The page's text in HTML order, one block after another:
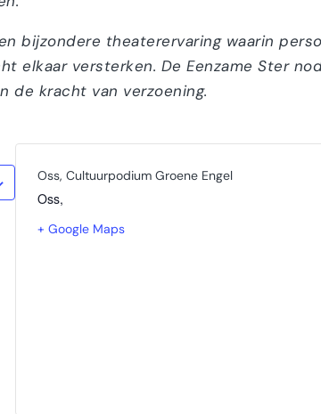
bijzondere theaterervaring waarin
elkaar versterken. De Eenzame Ster
de kracht van verzoening.
Oss, Cultuurpodium Groene Engel
Oss,
+ Google Maps